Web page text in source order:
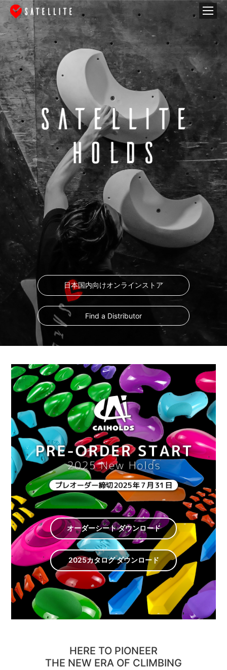
日本国内向けオンラインストア
Find a Distributor
オーダーシート ダウンロード
2025カタログ ダウンロード
HERE TO PIONEER
THE NEW ERA OF CLIMBING